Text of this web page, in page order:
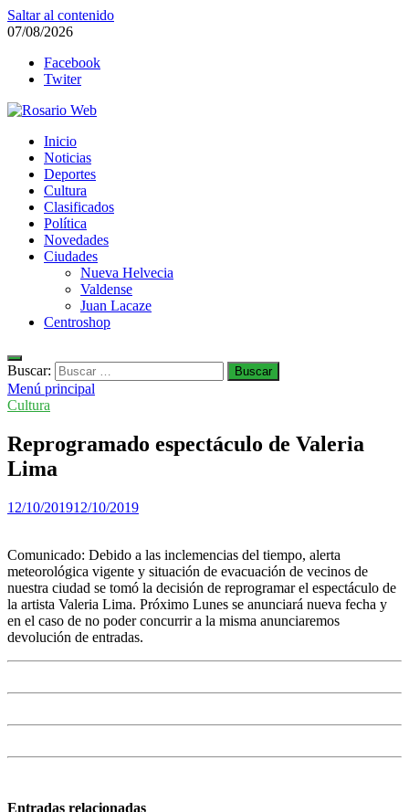
Saltar al contenido
07/08/2026
Facebook
Twiter
Rosario Web
Todas la noticias de Rosario y la zona
Inicio
Noticias
Deportes
Cultura
Clasificados
Política
Novedades
Ciudades
Nueva Helvecia
Valdense
Juan Lacaze
Centroshop
Buscar:
Menú principal
Cultura
Reprogramado espectáculo de Valeria
Lima
12/10/201912/10/2019
Comunicado: Debido a las inclemencias del tiempo, alerta
meteorológica vigente y situación de evacuación de vecinos de
nuestra ciudad se tomó la decisión de reprogramar el espectáculo de
la artista Valeria Lima. Próximo Lunes se anunciará nueva fecha y
en el caso de no poder concurrir a la misma anunciaremos
devolución de entradas.
Entradas relacionadas